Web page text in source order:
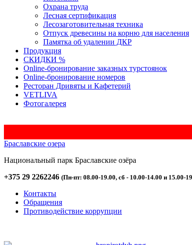
Охрана труда
Лесная сертификация
Лесозаготовительная техника
Отпуск древесины на корню для населения
Памятка об удалении ДКР
Продукция
СКИДКИ %
Оnline-бронирование заказных турстоянок
Оnline-бронирование номеров
Ресторан Дривяты и Кафетерий
VETLIVA
Фотогалерея
Браславские озера
Национальный парк Браславские озёра
+375 29 2262246 (Пн-пт: 08.00-19.00, сб - 10.00-14.00 и 15.00-
Контакты
Обращения
Противодействие коррупции